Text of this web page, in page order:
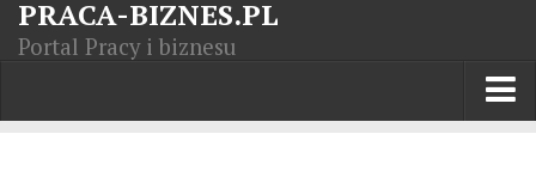
PRACA-BIZNES.PL
Portal Pracy i biznesu